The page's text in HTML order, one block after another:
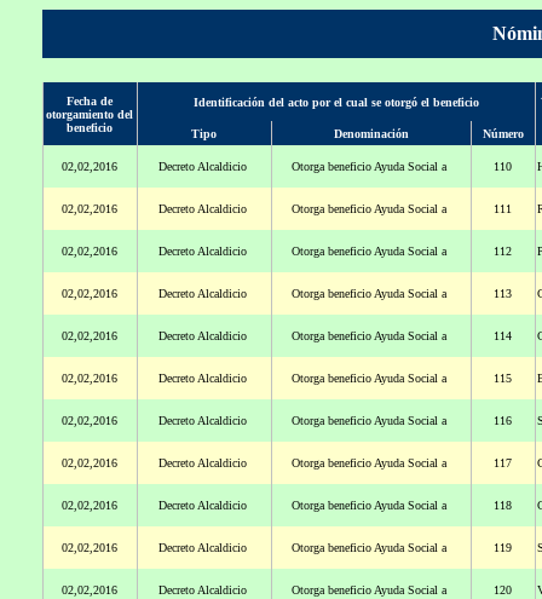
Fecha de
otorgamiento del
beneficio
Identificación del acto por el cual se otorgó el beneficio
Tipo Denominación Número
02,02,2016 Decreto Alcaldicio Otorga beneficio Ayuda Social a 110
02,02,2016 Decreto Alcaldicio Otorga beneficio Ayuda Social a 111
02,02,2016 Decreto Alcaldicio Otorga beneficio Ayuda Social a 112
02,02,2016 Decreto Alcaldicio Otorga beneficio Ayuda Social a 113
02,02,2016 Decreto Alcaldicio Otorga beneficio Ayuda Social a 114
02,02,2016 Decreto Alcaldicio Otorga beneficio Ayuda Social a 115
02,02,2016 Decreto Alcaldicio Otorga beneficio Ayuda Social a 116
02,02,2016 Decreto Alcaldicio Otorga beneficio Ayuda Social a 117
02,02,2016 Decreto Alcaldicio Otorga beneficio Ayuda Social a 118
02,02,2016 Decreto Alcaldicio Otorga beneficio Ayuda Social a 119
02,02,2016 Decreto Alcaldicio Otorga beneficio Ayuda Social a 120